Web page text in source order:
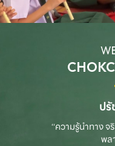
ปรั
“ความรู้นำทาง จ
พล